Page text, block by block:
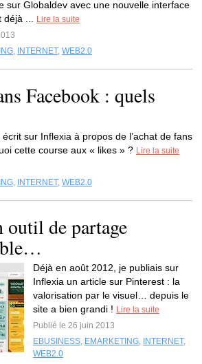
sur Globaldev avec une nouvelle interface
...
Lire la suite
, INTERNET, WEB2.0
Facebook : quels
sur Inflexia à propos de l’achat de fans
cette course aux « likes » ? Lire la suite
, INTERNET, WEB2.0
outil de partage
Déjà en août 2012, je publiais sur
Inflexia un article sur Pinterest : la
valorisation par le visuel… depuis le
site a bien grandi ! Lire la suite
Publié le 26 juin 2013
EBUSINESS, EMARKETING, INTERNET,
WEB2.0